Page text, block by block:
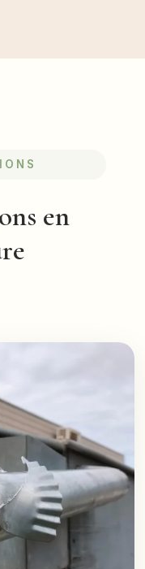
en